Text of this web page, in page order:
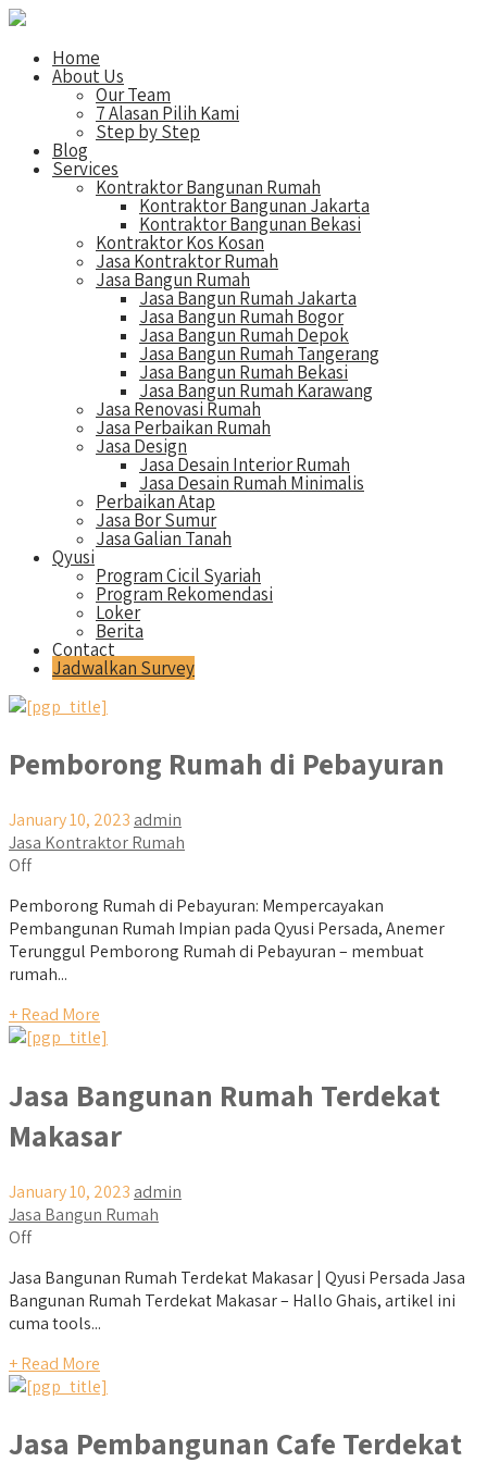
Home
About Us
Our Team
7 Alasan Pilih Kami
Step by Step
Blog
Services
Kontraktor Bangunan Rumah
Kontraktor Bangunan Jakarta
Kontraktor Bangunan Bekasi
Kontraktor Kos Kosan
Jasa Kontraktor Rumah
Jasa Bangun Rumah
Jasa Bangun Rumah Jakarta
Jasa Bangun Rumah Bogor
Jasa Bangun Rumah Depok
Jasa Bangun Rumah Tangerang
Jasa Bangun Rumah Bekasi
Jasa Bangun Rumah Karawang
Jasa Renovasi Rumah
Jasa Perbaikan Rumah
Jasa Design
Jasa Desain Interior Rumah
Jasa Desain Rumah Minimalis
Perbaikan Atap
Jasa Bor Sumur
Jasa Galian Tanah
Qyusi
Program Cicil Syariah
Program Rekomendasi
Loker
Berita
Contact
Jadwalkan Survey
Pemborong Rumah di Pebayuran
January 10, 2023 admin
Jasa Kontraktor Rumah
Off
Pemborong Rumah di Pebayuran: Mempercayakan
Pembangunan Rumah Impian pada Qyusi Persada, Anemer
Terunggul Pemborong Rumah di Pebayuran – membuat
rumah...
+ Read More
Jasa Bangunan Rumah Terdekat
Makasar
January 10, 2023 admin
Jasa Bangun Rumah
Off
Jasa Bangunan Rumah Terdekat Makasar | Qyusi Persada Jasa
Bangunan Rumah Terdekat Makasar – Hallo Ghais, artikel ini
cuma tools...
+ Read More
Jasa Pembangunan Cafe Terdekat